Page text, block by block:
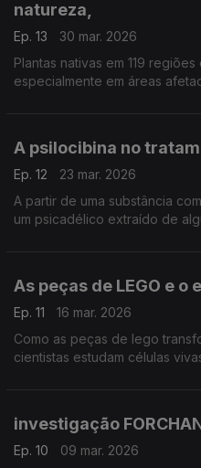
natureza,
Ep. 13
30 mar. 2026
Plantas nativas em 119
especialmente em áreas
A psilocibina no
Ep. 12
23 mar. 2026
A partir de uma substância
um psicadélico extraído de
As peças de LEGO e
Ep. 11
16 mar. 2026
Como as peças de lego
cientistas estudam células
investigação
Ep. 10
09 mar. 2026